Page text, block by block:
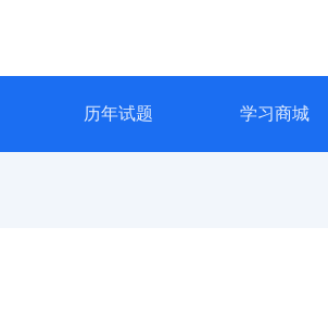
历年试题 学习商城